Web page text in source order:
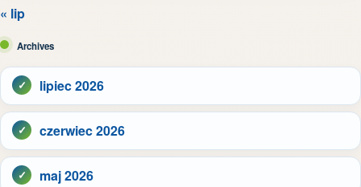
« lip
Archives
lipiec 2026
czerwiec 2026
maj 2026